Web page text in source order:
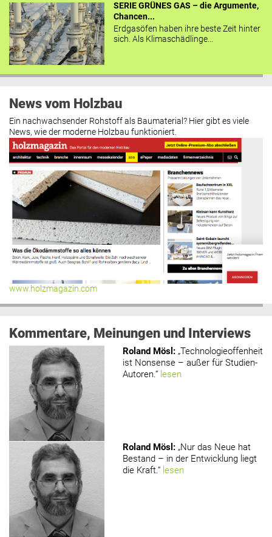
SERIE GRÜNES GAS – die Argumente,
Chancen...
Erdgasöfen haben ihre beste Zeit hinter
sich. Als Klimaschädlinge...
News vom Holzbau
Ein nachwachsender Rohstoff als Baumaterial? Hier gibt es viele
News, wie der moderne Holzbau funktioniert.
www.holzmagazin.com
Kommentare, Meinungen und Interviews
Roland Mösl : „Technologieoffenheit
ist Nonsense – außer für Studien-
Autoren.“ lesen
Roland Mösl : „Nur das Neue hat
Bestand – in der Entwicklung liegt
die Kraft.“ lesen